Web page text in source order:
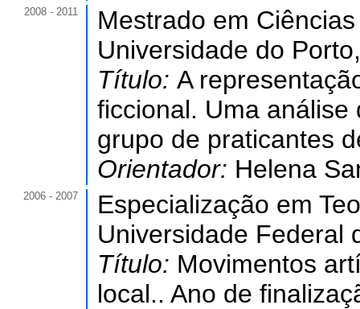
2008 - 2011
Mestrado em
Universidade do
Título: A
ficcional. Uma
grupo de praticantes
Orientador: Helena
2006 - 2007
Especialização em
Universidade Federal
Título: Movimentos
local.. Ano de